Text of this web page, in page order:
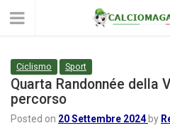
Ciclismo Sport
Quarta Randonnée della
percorso
Posted on 20 Settembre 2024 by